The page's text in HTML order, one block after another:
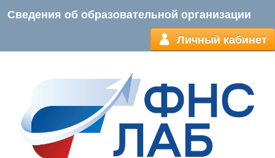
Сведения об образовательной организации
Личный кабинет